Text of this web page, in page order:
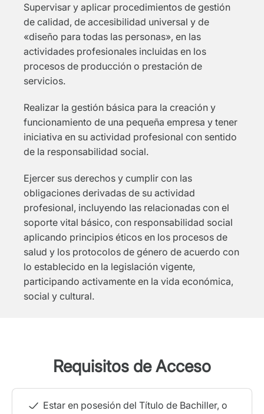
Supervisar y aplicar procedimientos de gestión
de calidad, de accesibilidad universal y de
«diseño para todas las personas», en las
actividades profesionales incluidas en los
procesos de producción o prestación de
servicios.
Realizar la gestión básica para la creación y
funcionamiento de una pequeña empresa y tener
iniciativa en su actividad profesional con sentido
de la responsabilidad social.
Ejercer sus derechos y cumplir con las
obligaciones derivadas de su actividad
profesional, incluyendo las relacionadas con el
soporte vital básico, con responsabilidad social
aplicando principios éticos en los procesos de
salud y los protocolos de género de acuerdo con
lo establecido en la legislación vigente,
participando activamente en la vida económica,
social y cultural.
Requisitos de Acceso
Estar en posesión del Título de Bachiller, o